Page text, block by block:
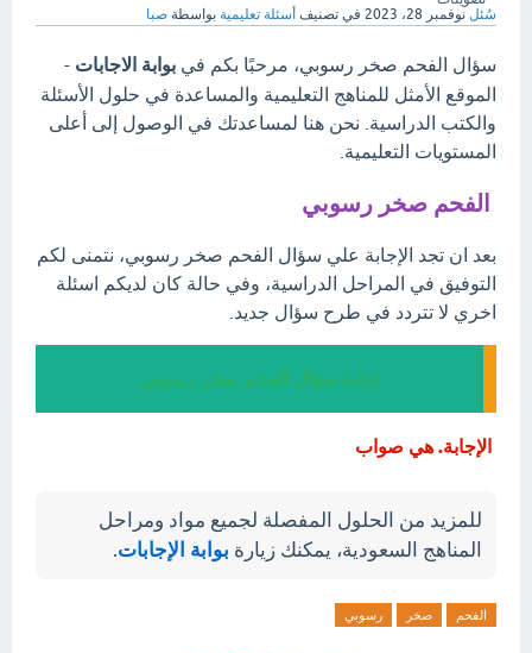
سُئل نوفمبر 28، 2023 في تصنيف أسئلة تعليمية بواسطة صبا
سؤال الفحم صخر رسوبي، مرحبًا بكم في بوابة الاجابات -
الموقع الأمثل للمناهج التعليمية والمساعدة في حلول الأسئلة
والكتب الدراسية. نحن هنا لمساعدتك في الوصول إلى أعلى
المستويات التعليمية.
الفحم صخر رسوبي
بعد ان تجد الإجابة علي سؤال الفحم صخر رسوبي، نتمنى لكم
التوفيق في المراحل الدراسية، وفي حالة كان لديكم اسئلة
اخري لا تتردد في طرح سؤال جديد.
إجابة سؤال الفحم صخر رسوبي
الإجابة. هي صواب
للمزيد من الحلول المفصلة لجميع مواد ومراحل
المناهج السعودية، يمكنك زيارة بوابة الإجابات.
الفحم صخر رسوبي